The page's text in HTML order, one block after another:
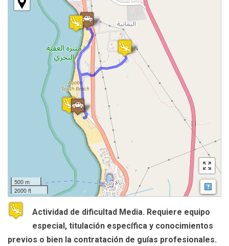
500 m
2000 ft
Actividad de dificultad Media. Requiere equipo
especial, titulación específica y conocimientos
previos o bien la contratación de guías profesionales.